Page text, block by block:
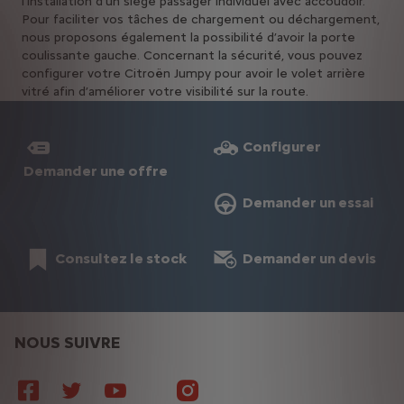
Pour faciliter vos tâches de chargement ou déchargement,
nous proposons également la possibilité d’avoir la porte
coulissante gauche. Concernant la sécurité, vous pouvez
configurer votre Citroën Jumpy pour avoir le volet arrière
vitré afin d’améliorer votre visibilité sur la route.
Demander une offre
Configurer
Demander un essai
Consultez le stock Demander un devis
NOUS SUIVRE